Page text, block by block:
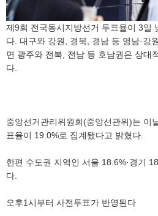
제9회 전국동시지방선거 투표율이 3일
다. 대구와 강원, 경북, 경남 등 영남·강
면 광주와 전북, 전남 등 호남권은 상대
다.
중앙선거관리위원회(중앙선관위)는 이
표율이 19.0%로 집계됐다고 밝혔다.
한편 수도권 지역인 서울 18.6%·경기
다.
오후1시부터 사전투표가 반영된다